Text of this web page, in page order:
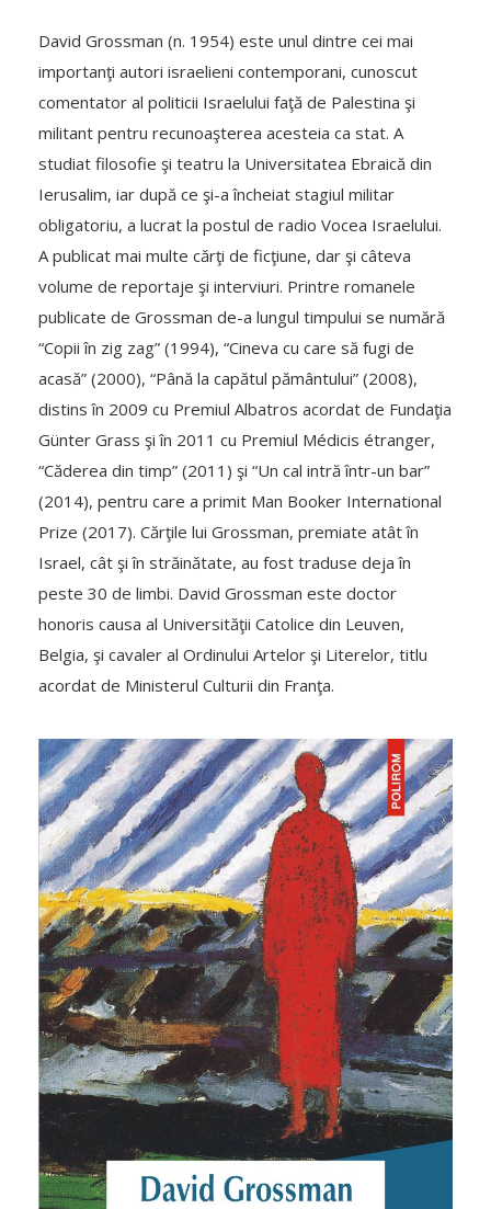
David Grossman (n. 1954) este unul dintre cei mai
importanţi autori israelieni contemporani, cunoscut
comentator al politicii Israelului faţă de Palestina şi
militant pentru recunoaşterea acesteia ca stat. A
studiat filosofie şi teatru la Universitatea Ebraică din
Ierusalim, iar după ce şi-a încheiat stagiul militar
obligatoriu, a lucrat la postul de radio Vocea Israelului.
A publicat mai multe cărţi de ficţiune, dar şi câteva
volume de reportaje şi interviuri. Printre romanele
publicate de Grossman de-a lungul timpului se numără
“Copii în zig zag” (1994), “Cineva cu care să fugi de
acasă” (2000), “Până la capătul pământului” (2008),
distins în 2009 cu Premiul Albatros acordat de Fundaţia
Günter Grass şi în 2011 cu Premiul Médicis étranger,
“Căderea din timp” (2011) şi “Un cal intră într-un bar”
(2014), pentru care a primit Man Booker International
Prize (2017). Cărţile lui Grossman, premiate atât în
Israel, cât şi în străinătate, au fost traduse deja în
peste 30 de limbi. David Grossman este doctor
honoris causa al Universităţii Catolice din Leuven,
Belgia, şi cavaler al Ordinului Artelor şi Literelor, titlu
acordat de Ministerul Culturii din Franţa.